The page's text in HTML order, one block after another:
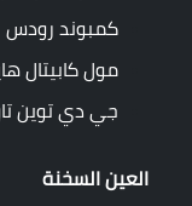
كمبوند رودس
مول كابيتال
جي دي توين
العين السخنة